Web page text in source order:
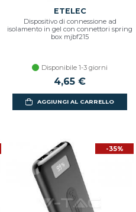
ETELEC
Dispositivo di connessione ad
isolamento in gel con connettori spring
box mjbf215
Disponibile 1-3 giorni
4,65 €
AGGIUNGI AL CARRELLO
-35%